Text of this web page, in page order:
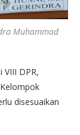
Muhammad
VIII DPR,
disesuaikan